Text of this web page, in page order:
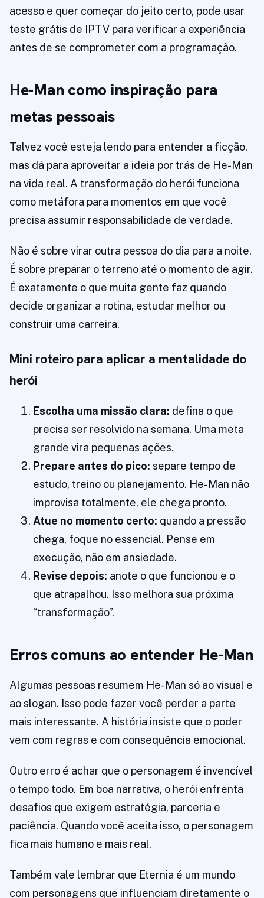
acesso e quer começar do jeito certo, pode usar
teste grátis de IPTV para verificar a experiência
antes de se comprometer com a programação.
He-Man como inspiração para
metas pessoais
Talvez você esteja lendo para entender a ficção,
mas dá para aproveitar a ideia por trás de He-Man
na vida real. A transformação do herói funciona
como metáfora para momentos em que você
precisa assumir responsabilidade de verdade.
Não é sobre virar outra pessoa do dia para a noite.
É sobre preparar o terreno até o momento de agir.
É exatamente o que muita gente faz quando
decide organizar a rotina, estudar melhor ou
construir uma carreira.
Mini roteiro para aplicar a mentalidade do
herói
Escolha uma missão clara: defina o que
precisa ser resolvido na semana. Uma meta
grande vira pequenas ações.
Prepare antes do pico: separe tempo de
estudo, treino ou planejamento. He-Man não
improvisa totalmente, ele chega pronto.
Atue no momento certo: quando a pressão
chega, foque no essencial. Pense em
execução, não em ansiedade.
Revise depois: anote o que funcionou e o
que atrapalhou. Isso melhora sua próxima
“transformação”.
Erros comuns ao entender He-Man
Algumas pessoas resumem He-Man só ao visual e
ao slogan. Isso pode fazer você perder a parte
mais interessante. A história insiste que o poder
vem com regras e com consequência emocional.
Outro erro é achar que o personagem é invencível
o tempo todo. Em boa narrativa, o herói enfrenta
desafios que exigem estratégia, parceria e
paciência. Quando você aceita isso, o personagem
fica mais humano e mais real.
Também vale lembrar que Eternia é um mundo
com personagens que influenciam diretamente o